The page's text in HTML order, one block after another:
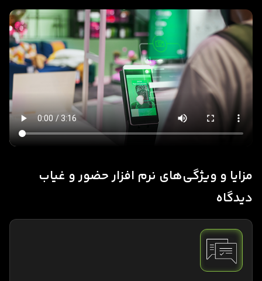
مزایا و ویژگی‌های نرم‌ افزار حضور و غیاب
دیدگاه